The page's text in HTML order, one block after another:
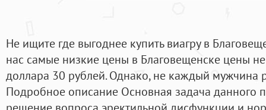
Не ищите где выгоднее купить виагру в
нас самые низкие цены в Благовещенске цены
доллара 30 рублей. Однако, не каждый мужчина
Подробное описание Основная задача данного